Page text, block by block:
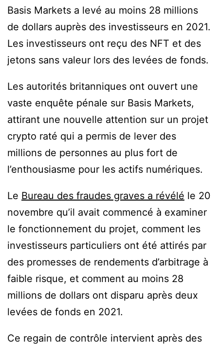
Basis Markets a levé au moins 28 millions
de dollars auprès des investisseurs en 2021.
Les investisseurs ont reçu des NFT et des
jetons sans valeur lors des levées de fonds.
Les autorités britanniques ont ouvert une
vaste enquête pénale sur Basis Markets,
attirant une nouvelle attention sur un projet
crypto raté qui a permis de lever des
millions de personnes au plus fort de
l’enthousiasme pour les actifs numériques.
Le Bureau des fraudes graves a révélé le 20
novembre qu’il avait commencé à examiner
le fonctionnement du projet, comment les
investisseurs particuliers ont été attirés par
des promesses de rendements d’arbitrage à
faible risque, et comment au moins 28
millions de dollars ont disparu après deux
levées de fonds en 2021.
Ce regain de contrôle intervient après des